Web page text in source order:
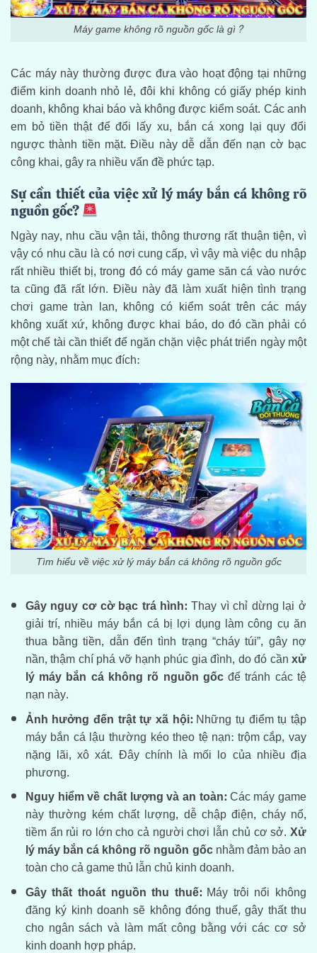
Máy game không rõ nguồn gốc là gì?
Các máy này thường được đưa vào hoạt động tại những
điểm kinh doanh nhỏ lẻ, đôi khi không có giấy phép kinh
doanh, không khai báo và không được kiểm soát. Các anh
em bỏ tiền thật để đổi lấy xu, bắn cá xong lại quy đổi
ngược thành tiền mặt. Điều này dễ dẫn đến nạn cờ bạc
công khai, gây ra nhiều vấn đề phức tạp.
Sự cần thiết của việc xử lý máy bắn cá không rõ
nguồn gốc?
Ngày nay, nhu cầu vận tải, thông thương rất thuận tiện, vì
vậy có nhu cầu là có nơi cung cấp, vì vậy mà việc du nhập
rất nhiều thiết bị, trong đó có máy game săn cá vào nước
ta cũng đã rất lớn. Điều này đã làm xuất hiện tình trạng
chơi game tràn lan, không có kiểm soát trên các máy
không xuất xứ, không được khai báo, do đó cần phải có
một chế tài cần thiết để ngăn chặn việc phát triển ngày một
rộng này, nhằm mục đích:
Tìm hiểu về việc xử lý máy bắn cá không rõ nguồn gốc
Gây nguy cơ cờ bạc trá hình: Thay vì chỉ dừng lại ở
giải trí, nhiều máy bắn cá bị lợi dụng làm công cụ ăn
thua bằng tiền, dẫn đến tình trạng “cháy túi”, gây nợ
nần, thậm chí phá vỡ hạnh phúc gia đình, do đó cầnxử
lý máy bắn cá không rõ nguồn gốcđể tránh các tệ
nạn này.
Ảnh hưởng đến trật tự xã hội: Những tụ điểm tụ tập
máy bắn cá lậu thường kéo theo tệ nạn: trộm cắp, vay
nặng lãi, xô xát. Đây chính là mối lo của nhiều địa
phương.
Nguy hiểm về chất lượng và an toàn:Các máy game
này thường kém chất lượng, dễ chập điện, cháy nổ,
tiềm ẩn rủi ro lớn cho cả người chơi lẫn chủ cơ sở. Xử
lý máy bắn cá không rõ nguồn gốcnhằm đảm bảo an
toàn cho cả game thủ lẫn chủ kinh doanh.
Gây thất thoát nguồn thu thuế: Máy trôi nổi không
đăng ký kinh doanh sẽ không đóng thuế, gây thất thu
cho ngân sách và làm mất công bằng với các cơ sở
kinh doanh hợp pháp.